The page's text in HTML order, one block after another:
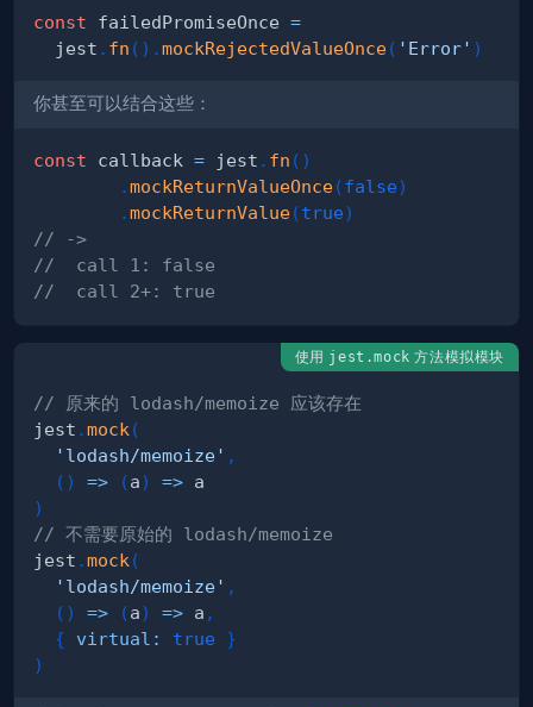
const failedPromiseOnce =
  jest
. fn ( ) .mockRejectedValueOnce( 'Error' )
你甚至可以结合这些：
const callback = jest . fn ( )
.mockReturnValueOnce(false)
.mockReturnValue(true)
// ->
//  call 1: false
//  call 2+: true
使用 jest.mock 方法模拟模块
// 原来的 lodash/memoize 应该存在
jest .mock (
'lodash/memoize' ,
( ) => (a) =>
)
// 不需要原始的 lodash/memoize
jest .mock (
'lodash/memoize' ,
( ) => (a) => a ,
{
virtual : true
}
)